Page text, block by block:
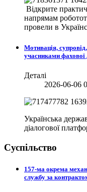
Відкрите
напрямам
провели в
Мотивація,
учасниками
Деталі
2026-06-06
Українська
діалогової
Суспільство
157-ма окрема
службу за